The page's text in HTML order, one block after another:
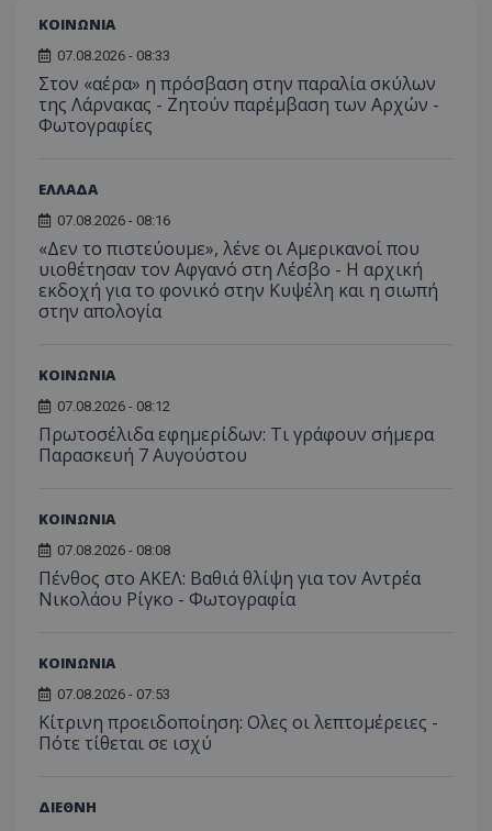
ΚΟΙΝΩΝΙΑ
07.08.2026 - 08:33
Στον «αέρα» η πρόσβαση στην παραλία σκύλων
της Λάρνακας - Ζητούν παρέμβαση των Αρχών -
Φωτογραφίες
ΕΛΛΑΔΑ
07.08.2026 - 08:16
«Δεν το πιστεύουμε», λένε οι Αμερικανοί που
υιοθέτησαν τον Αφγανό στη Λέσβο - Η αρχική
εκδοχή για το φονικό στην Κυψέλη και η σιωπή
στην απολογία
ΚΟΙΝΩΝΙΑ
07.08.2026 - 08:12
Πρωτοσέλιδα εφημερίδων: Τι γράφουν σήμερα
Παρασκευή 7 Αυγούστου
ΚΟΙΝΩΝΙΑ
07.08.2026 - 08:08
Πένθος στο ΑΚΕΛ: Βαθιά θλίψη για τον Αντρέα
Νικολάου Ρίγκο - Φωτογραφία
ΚΟΙΝΩΝΙΑ
07.08.2026 - 07:53
Κίτρινη προειδοποίηση: Ολες οι λεπτομέρειες -
Πότε τίθεται σε ισχύ
ΔΙΕΘΝΗ